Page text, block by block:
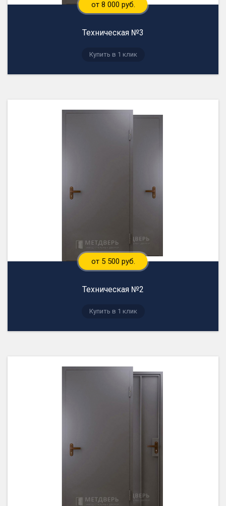
от 8 000 руб.
Техническая №3
Купить в 1 клик
от 5 500 руб.
Техническая №2
Купить в 1 клик